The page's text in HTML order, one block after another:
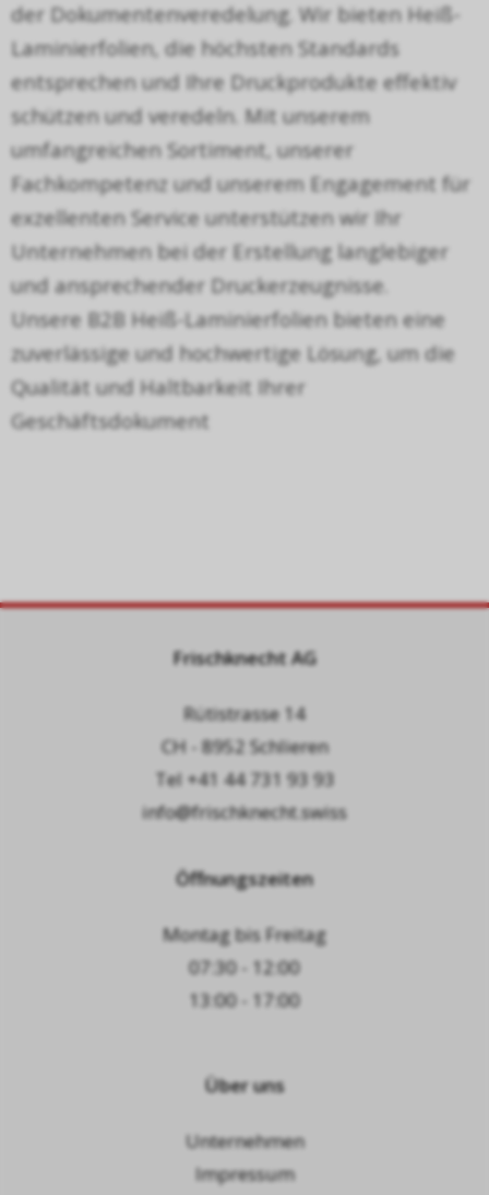
der Dokumentenveredelung. Wir bieten Heiß-
Laminierfolien, die höchsten Standards
entsprechen und Ihre Druckprodukte effektiv
schützen und veredeln. Mit unserem
umfangreichen Sortiment, unserer
Fachkompetenz und unserem Engagement für
exzellenten Service unterstützen wir Ihr
Unternehmen bei der Erstellung langlebiger
und ansprechender Druckerzeugnisse.
Unsere B2B Heiß-Laminierfolien bieten eine
zuverlässige und hochwertige Lösung, um die
Qualität und Haltbarkeit Ihrer
Geschäftsdokument
Frischknecht AG
Rütistrasse 14
CH - 8952 Schlieren
Tel +41 44 731 93 93
info@frischknecht.swiss
Öffnungszeiten
Montag bis Freitag
07:30 - 12:00
13:00 - 17:00
Über uns
Unternehmen
Impressum